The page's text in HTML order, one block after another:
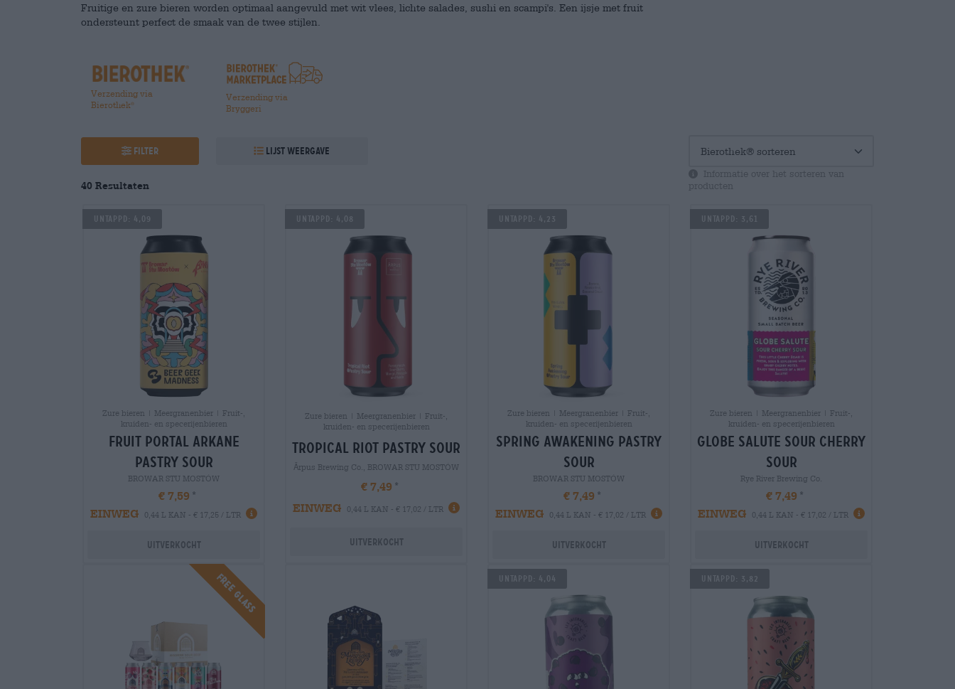
Fruitige en zure bieren worden optimaal aangevuld met wit vlees, lichte salades, sushi en scampi's. Een ijsje met fruit
ondersteunt perfect de smaak van de twee stijlen.
Verzending via
Bierothek®
Verzending via
Bryggeri
Filter Lijst weergave
40 Resultaten
Informatie over het sorteren van
producten
Untappd: 4,09
Zure bieren | Meergranenbier | Fruit-,
kruiden- en specerijenbieren
fruit portal arkane
pastry sour
BROWAR STU MOSTÓW
€ 7,59
EINWEG
0,44 L KAN - € 17,25 / LTR
Uitverkocht
Untappd: 4,08
Zure bieren | Meergranenbier | Fruit-,
kruiden- en specerijenbieren
tropical riot pastry sour
Ārpus Brewing Co., BROWAR STU MOSTÓW
€ 7,49
EINWEG
0,44 L KAN - € 17,02 / LTR
Uitverkocht
Untappd: 4,23
Zure bieren | Meergranenbier | Fruit-,
kruiden- en specerijenbieren
spring awakening pastry
sour
BROWAR STU MOSTÓW
€ 7,49
EINWEG
0,44 L KAN - € 17,02 / LTR
Uitverkocht
UNTAPPD: 3,61
Zure bieren | Meergranenbier | Fruit-,
kruiden- en specerijenbieren
globe salute sour cherry
sour
Rye River Brewing Co.
€ 7,49
EINWEG
0,44 L KAN - € 17,02 / LTR
Uitverkocht
FREE GLASS UNTAPPD: 4,04 UNTAPPD: 3,82